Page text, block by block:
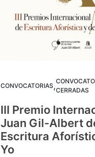
CONVOCATORIAS,CERRADAS
III Premio
Juan Gil-Albert
Escritura
Yo